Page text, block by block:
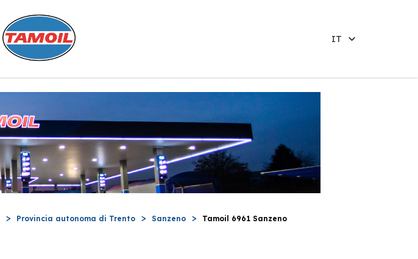
IT
Provincia autonoma di Trento Sanzeno Tamoil 6961 Sanzeno